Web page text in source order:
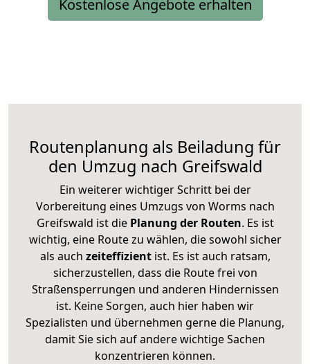
Kostenlose Angebote erhalten
Routenplanung als Beiladung für
den Umzug nach Greifswald
Ein weiterer wichtiger Schritt bei der
Vorbereitung eines Umzugs von Worms nach
Greifswald ist diePlanung der Routen. Es ist
wichtig, eine Route zu wählen, die sowohl sicher
als auch zeiteffizientist. Es ist auch ratsam,
sicherzustellen, dass die Route frei von
Straßensperrungen und anderen Hindernissen
ist. Keine Sorgen, auch hier haben wir
Spezialisten und übernehmen gerne die Planung,
damit Sie sich auf andere wichtige Sachen
konzentrieren können.